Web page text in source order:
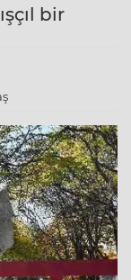
bir